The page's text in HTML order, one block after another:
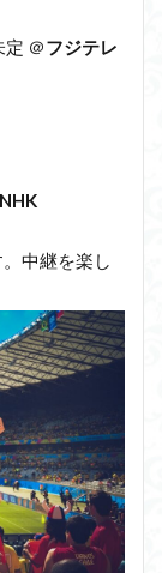
＠フジテレ
NHK
中継を楽し